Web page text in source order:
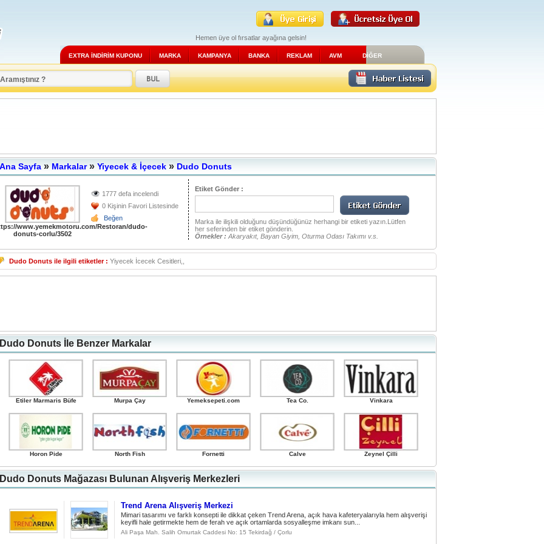
Hemen üye ol fırsatlar ayağına gelsin!
EXTRA İNDİRİM KUPONU MARKA KAMPANYA BANKA REKLAM AVM DİĞER
Ana Sayfa » Markalar» Yiyecek & İçecek » Dudo Donuts
www.yemekmotoru.com/Restoran/dudo-
donuts-corlu/3502
1777 defa incelendi
0 Kişinin Favori Listesinde
Beğen
Etiket Gönder :
Marka ile ilişkili olduğunu düşündüğünüz herhangi bir etiketi yazın.Lütfen
her seferinden bir etiket gönderin.
Örnekler : Akaryakıt, Bayan Giyim, Oturma Odası Takımı v.s.
Dudo Donuts ile ilgili etiketler : Yiyecek İcecek Cesitleri,,
Dudo Donuts İle Benzer Markalar
Etiler Marmaris Büfe Murpa Çay Yemeksepeti.com Tea Co. Vinkara
Horon Pide North Fish Fornetti Calve Zeynel Çilli
Dudo Donuts Mağazası Bulunan Alışveriş Merkezleri
Trend Arena Alışveriş Merkezi
Mimari tasarımı ve farklı konsepti ile dikkat çeken Trend Arena, açık hava kafeteryalarıyla hem alışverişi
keyifli hale getirmekte hem de ferah ve açık ortamlarda sosyalleşme imkanı sun...
Ali Paşa Mah. Salih Omurtak Caddesi No: 15 Tekirdağ / Çorlu